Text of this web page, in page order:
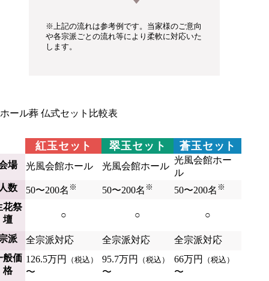
※上記の流れは参考例です。当家様のご意向
や各宗派ごとの流れ等により柔軟に対応いた
します。
ホール葬 仏式セット比較表
紅玉セット 翠玉セット 蒼玉セット
場 光風会館ホール 光風会館ホール
光風会館ホー
ル
数
50〜200名 ※ 50〜200名 ※ 50〜200名 ※
花祭
壇
○ ○ ○
派 全宗派対応 全宗派対応
全宗派対応
般価
格
126.5万円 （税込）
〜
95.7万円 （税込）
〜
66万円 （税込）
〜